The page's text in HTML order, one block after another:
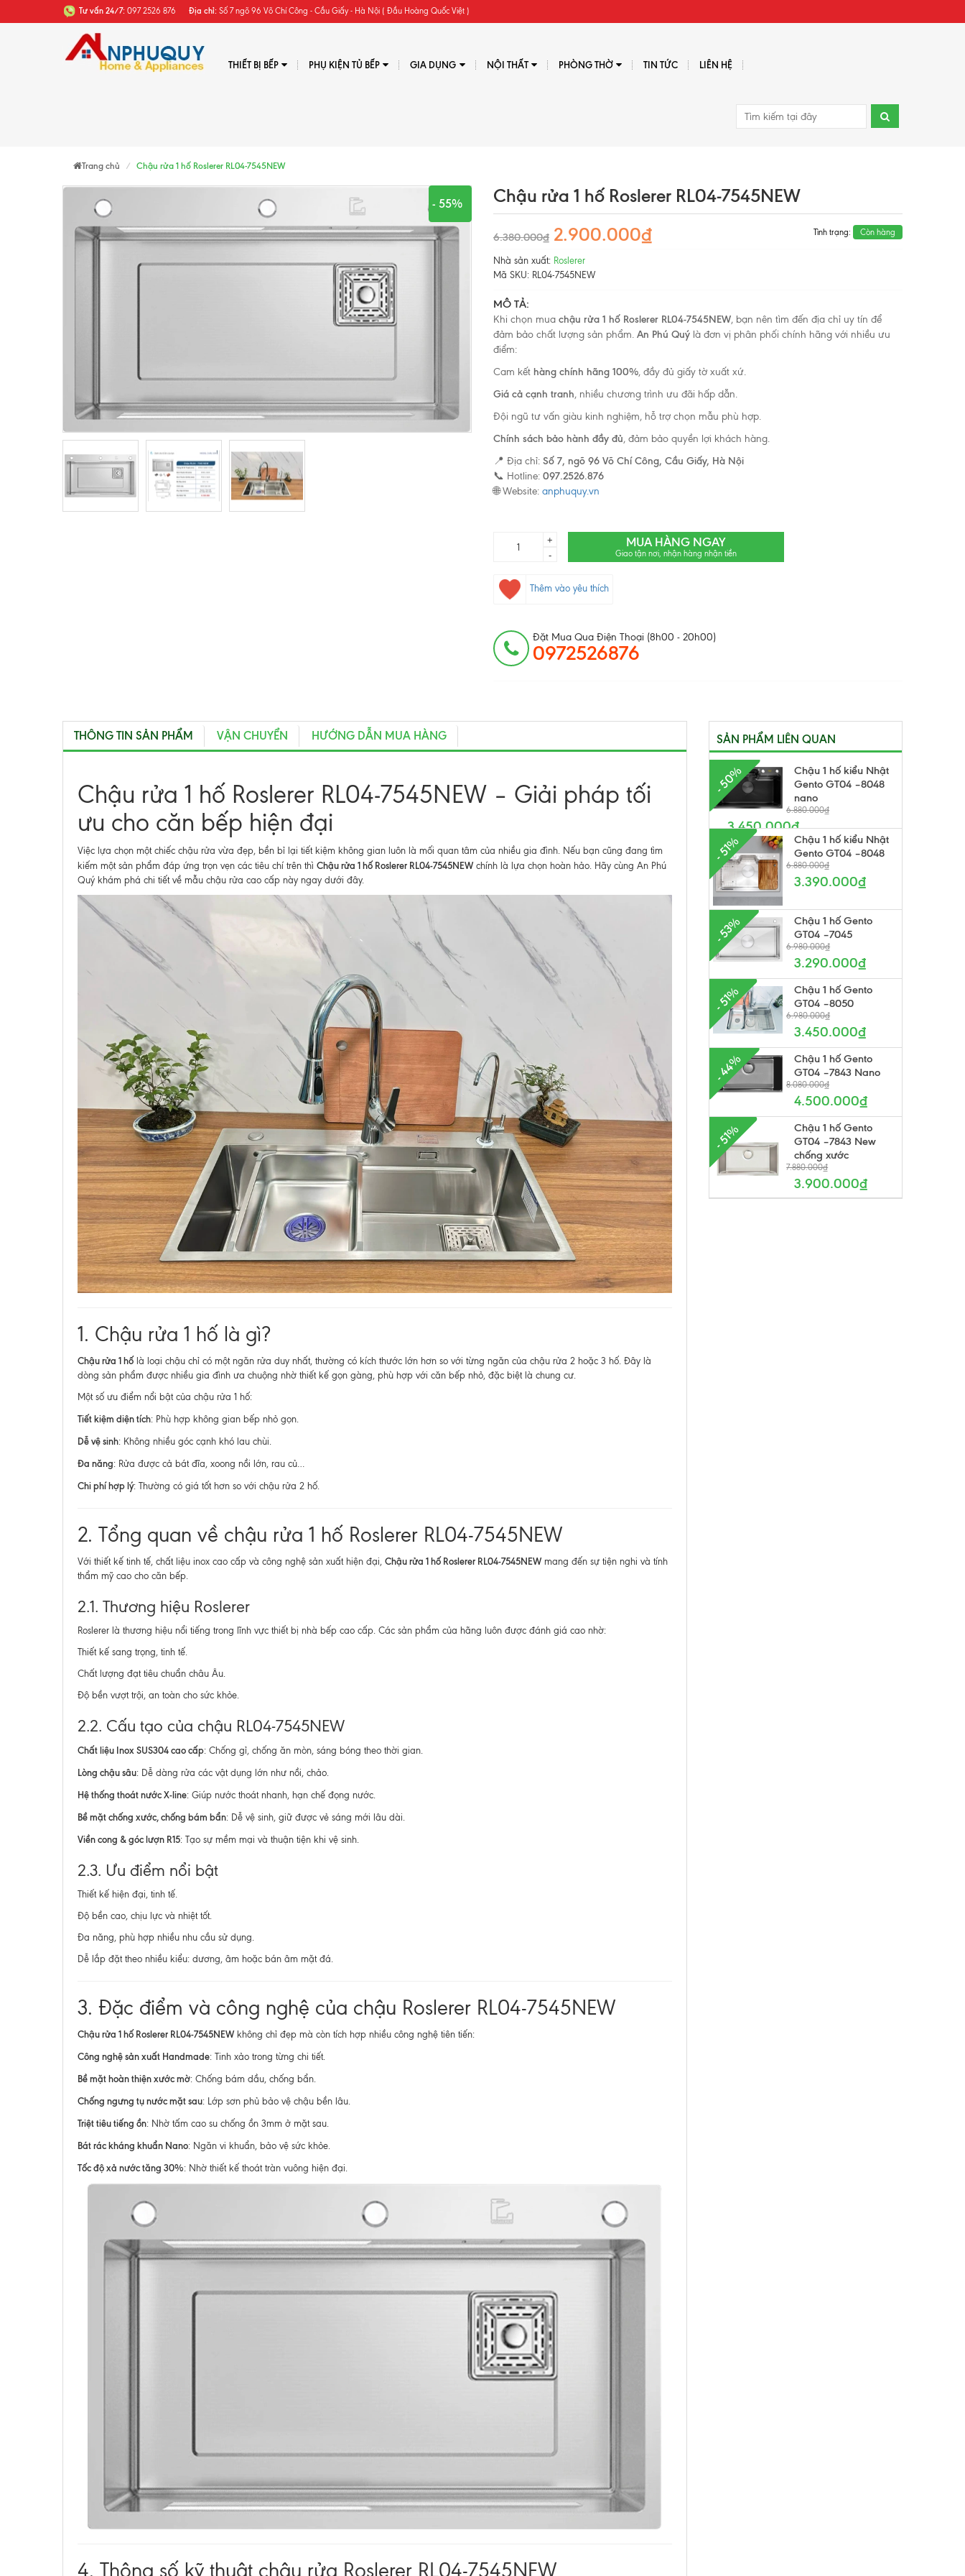
Tư vấn 24/7: 097 2526 876 Địa chỉ: Số 7 ngõ 96 Võ Chí Công - Cầu Giấy - Hà Nội ( Đầu Hoàng Quốc Việt )
THIẾT BỊ BẾP PHỤ KIỆN TỦ BẾP GIA DỤNG NỘI THẤT PHÒNG THỜ TIN TỨC LIÊN HỆ
Trang chủ Chậu rửa 1 hố Roslerer RL04-7545NEW
- 55% Chậu rửa 1 hố Roslerer RL04-7545NEW
6.380.000₫ 2.900.000₫ Tình trạng: Còn hàng
Nhà sản xuất: Roslerer
Mã SKU: RL04-7545NEW
MÔ TẢ:
Khi chọn mua chậu rửa 1 hố Roslerer RL04-7545NEW, bạn nên tìm đến địa chỉ uy tín để
đảm bảo chất lượng sản phẩm. An Phú Quý là đơn vị phân phối chính hãng với nhiều ưu
điểm:
Cam kết hàng chính hãng 100%, đầy đủ giấy tờ xuất xứ.
Giá cả cạnh tranh, nhiều chương trình ưu đãi hấp dẫn.
Đội ngũ tư vấn giàu kinh nghiệm, hỗ trợ chọn mẫu phù hợp.
Chính sách bảo hành đầy đủ, đảm bảo quyền lợi khách hàng.
📍 Địa chỉ: Số 7, ngõ 96 Võ Chí Công, Cầu Giấy, Hà Nội
📞 Hotline: 097.2526.876
🌐 Website: anphuquy.vn
+
-
MUA HÀNG NGAY
Giao tận nơi, nhận hàng nhận tiền
Thêm vào yêu thích
Đặt Mua Qua Điện Thoại (8h00 - 20h00)
0972526876
THÔNG TIN SẢN PHẨM VẬN CHUYỂN HƯỚNG DẪN MUA HÀNG
Chậu rửa 1 hố Roslerer RL04-7545NEW – Giải pháp tối
ưu cho căn bếp hiện đại
Việc lựa chọn một chiếc chậu rửa vừa đẹp, bền bỉ lại tiết kiệm không gian luôn là mối quan tâm của nhiều gia đình. Nếu bạn cũng đang tìm
kiếm một sản phẩm đáp ứng trọn vẹn các tiêu chí trên thì Chậu rửa 1 hố Roslerer RL04-7545NEWchính là lựa chọn hoàn hảo. Hãy cùng An Phú
Quý khám phá chi tiết về mẫu chậu rửa cao cấp này ngay dưới đây.
1. Chậu rửa 1 hố là gì?
Chậu rửa 1 hố là loại chậu chỉ có một ngăn rửa duy nhất, thường có kích thước lớn hơn so với từng ngăn của chậu rửa 2 hoặc 3 hố. Đây là
dòng sản phẩm được nhiều gia đình ưa chuộng nhờ thiết kế gọn gàng, phù hợp với căn bếp nhỏ, đặc biệt là chung cư.
Một số ưu điểm nổi bật của chậu rửa 1 hố:
Tiết kiệm diện tích: Phù hợp không gian bếp nhỏ gọn.
Dễ vệ sinh: Không nhiều góc cạnh khó lau chùi.
Đa năng: Rửa được cả bát đĩa, xoong nồi lớn, rau củ…
Chi phí hợp lý: Thường có giá tốt hơn so với chậu rửa 2 hố.
2. Tổng quan về chậu rửa 1 hố Roslerer RL04-7545NEW
Với thiết kế tinh tế, chất liệu inox cao cấp và công nghệ sản xuất hiện đại, Chậu rửa 1 hố Roslerer RL04-7545NEWmang đến sự tiện nghi và tính
thẩm mỹ cao cho căn bếp.
2.1. Thương hiệu Roslerer
Roslerer là thương hiệu nổi tiếng trong lĩnh vực thiết bị nhà bếp cao cấp. Các sản phẩm của hãng luôn được đánh giá cao nhờ:
Thiết kế sang trọng, tinh tế.
Chất lượng đạt tiêu chuẩn châu Âu.
Độ bền vượt trội, an toàn cho sức khỏe.
2.2. Cấu tạo của chậu RL04-7545NEW
Chất liệu Inox SUS304 cao cấp: Chống gỉ, chống ăn mòn, sáng bóng theo thời gian.
Lòng chậu sâu: Dễ dàng rửa các vật dụng lớn như nồi, chảo.
Hệ thống thoát nước X-line: Giúp nước thoát nhanh, hạn chế đọng nước.
Bề mặt chống xước, chống bám bẩn: Dễ vệ sinh, giữ được vẻ sáng mới lâu dài.
Viền cong & góc lượn R15: Tạo sự mềm mại và thuận tiện khi vệ sinh.
2.3. Ưu điểm nổi bật
Thiết kế hiện đại, tinh tế.
Độ bền cao, chịu lực và nhiệt tốt.
Đa năng, phù hợp nhiều nhu cầu sử dụng.
Dễ lắp đặt theo nhiều kiểu: dương, âm hoặc bán âm mặt đá.
3. Đặc điểm và công nghệ của chậu Roslerer RL04-7545NEW
Chậu rửa 1 hố Roslerer RL04-7545NEWkhông chỉ đẹp mà còn tích hợp nhiều công nghệ tiên tiến:
Công nghệ sản xuất Handmade: Tinh xảo trong từng chi tiết.
Bề mặt hoàn thiện xước mờ: Chống bám dầu, chống bẩn.
Chống ngưng tụ nước mặt sau: Lớp sơn phủ bảo vệ chậu bền lâu.
Triệt tiêu tiếng ồn: Nhờ tấm cao su chống ồn 3mm ở mặt sau.
Bát rác kháng khuẩn Nano: Ngăn vi khuẩn, bảo vệ sức khỏe.
Tốc độ xả nước tăng 30%: Nhờ thiết kế thoát tràn vuông hiện đại.
4. Thông số kỹ thuật chậu rửa Roslerer RL04-7545NEW
SẢN PHẨM LIÊN QUAN
- 50%
Chậu 1 hố kiểu Nhật
Gento GT04 –8048
nano
6.880.000₫
3.450.000₫
- 51%
Chậu 1 hố kiểu Nhật
Gento GT04 –8048
6.880.000₫
3.390.000₫
- 53%
Chậu 1 hố Gento
GT04 –7045
6.980.000₫
3.290.000₫
- 51%
Chậu 1 hố Gento
GT04 –8050
6.980.000₫
3.450.000₫
- 44%
Chậu 1 hố Gento
GT04 –7843 Nano
8.080.000₫
4.500.000₫
- 51%
Chậu 1 hố Gento
GT04 –7843 New
chống xước
7.880.000₫
3.900.000₫